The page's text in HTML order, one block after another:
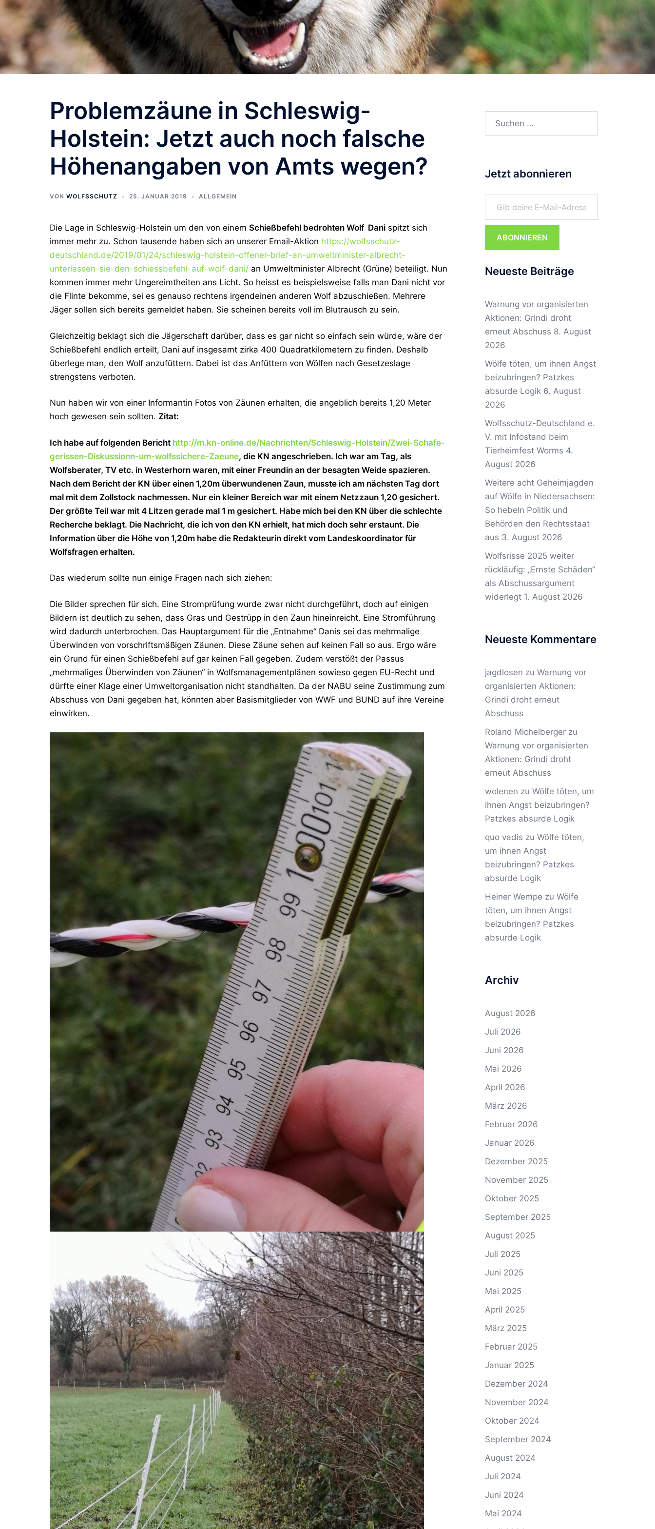
Problemzäune in Schleswig-
Holstein: Jetzt auch noch falsche
Höhenangaben von Amts wegen?
VON WOLFSSCHUTZ 25. JANUAR 2019 ALLGEMEIN
Die Lage in Schleswig-Holstein um den von einem Schießbefehl bedrohten Wolf Dani spitzt sich
immer mehr zu. Schon tausende haben sich an unserer Email-Aktion https://wolfsschutz-
deutschland.de/2019/01/24/schleswig-holstein-offener-brief-an-umweltminister-albrecht-
unterlassen-sie-den-schiessbefehl-auf-wolf-dani/ an Umweltminister Albrecht (Grüne) beteiligt. Nun
kommen immer mehr Ungereimtheiten ans Licht. So heisst es beispielsweise falls man Dani nicht vor
die Flinte bekomme, sei es genauso rechtens irgendeinen anderen Wolf abzuschießen. Mehrere
Jäger sollen sich bereits gemeldet haben. Sie scheinen bereits voll im Blutrausch zu sein.
Gleichzeitig beklagt sich die Jägerschaft darüber, dass es gar nicht so einfach sein würde, wäre der
Schießbefehl endlich erteilt, Dani auf insgesamt zirka 400 Quadratkilometern zu finden. Deshalb
überlege man, den Wolf anzufüttern. Dabei ist das Anfüttern von Wölfen nach Gesetzeslage
strengstens verboten.
Nun haben wir von einer Informantin Fotos von Zäunen erhalten, die angeblich bereits 1,20 Meter
hoch gewesen sein sollten. Zitat:
Ich habe auf folgenden Bericht http://m.kn-online.de/Nachrichten/Schleswig-Holstein/Zwei-Schafe-
gerissen-Diskussionn-um-wolfssichere-Zaeune, die KN angeschrieben. Ich war am Tag, als
Wolfsberater, TV etc. in Westerhorn waren, mit einer Freundin an der besagten Weide spazieren.
Nach dem Bericht der KN über einen 1,20m überwundenen Zaun, musste ich am nächsten Tag dort
mal mit dem Zollstock nachmessen. Nur ein kleiner Bereich war mit einem Netzzaun 1,20 gesichert.
Der größte Teil war mit 4 Litzen gerade mal 1 m gesichert. Habe mich bei den KN über die schlechte
Recherche beklagt. Die Nachricht, die ich von den KN erhielt, hat mich doch sehr erstaunt. Die
Information über die Höhe von 1,20m habe die Redakteurin direkt vom Landeskoordinator für
Wolfsfragen erhalten.
Das wiederum sollte nun einige Fragen nach sich ziehen:
Die Bilder sprechen für sich. Eine Stromprüfung wurde zwar nicht durchgeführt, doch auf einigen
Bildern ist deutlich zu sehen, dass Gras und Gestrüpp in den Zaun hineinreicht. Eine Stromführung
wird dadurch unterbrochen. Das Hauptargument für die „Entnahme“ Danis sei das mehrmalige
Überwinden von vorschriftsmäßigen Zäunen. Diese Zäune sehen auf keinen Fall so aus. Ergo wäre
ein Grund für einen Schießbefehl auf gar keinen Fall gegeben. Zudem verstößt der Passus
„mehrmaliges Überwinden von Zäunen“ in Wolfsmanagementplänen sowieso gegen EU-Recht und
dürfte einer Klage einer Umweltorganisation nicht standhalten. Da der NABU seine Zustimmung zum
Abschuss von Dani gegeben hat, könnten aber Basismitglieder von WWF und BUND auf ihre Vereine
einwirken.
Suchen
Jetzt abonnieren
Gib deine E-Mail-Adresse ein ...
ABONNIEREN
Neueste Beiträge
Warnung vor organisierten
Aktionen: Grindi droht
erneut Abschuss 8. August
2026
Wölfe töten, um ihnen Angst
beizubringen? Patzkes
absurde Logik 6. August
2026
Wolfsschutz-Deutschland e.
V. mit Infostand beim
Tierheimfest Worms 4.
August 2026
Weitere acht Geheimjagden
auf Wölfe in Niedersachsen:
So hebeln Politik und
Behörden den Rechtsstaat
aus 3. August 2026
Wolfsrisse 2025 weiter
rückläufig: „Ernste Schäden“
als Abschussargument
widerlegt 1. August 2026
Neueste Kommentare
jagdlosen zu Warnung vor
organisierten Aktionen:
Grindi droht erneut
Abschuss
Roland Michelbergerzu
Warnung vor organisierten
Aktionen: Grindi droht
erneut Abschuss
wolenen zu Wölfe töten, um
ihnen Angst beizubringen?
Patzkes absurde Logik
quo vadis zu Wölfe töten,
um ihnen Angst
beizubringen? Patzkes
absurde Logik
Heiner Wempe zu Wölfe
töten, um ihnen Angst
beizubringen? Patzkes
absurde Logik
Archiv
August 2026
Juli 2026
Juni 2026
Mai 2026
April 2026
März 2026
Februar 2026
Januar 2026
Dezember 2025
November 2025
Oktober 2025
September 2025
August 2025
Juli 2025
Juni 2025
Mai 2025
April 2025
März 2025
Februar 2025
Januar 2025
Dezember 2024
November 2024
Oktober 2024
September 2024
August 2024
Juli 2024
Juni 2024
Mai 2024